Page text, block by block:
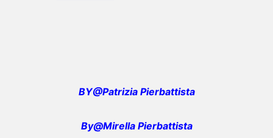
BY@Patrizia Pierbattista
By@Mirella Pierbattista